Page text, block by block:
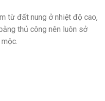
từ đất nung ở nhiệt độ cao,
thủ công nên luôn sở